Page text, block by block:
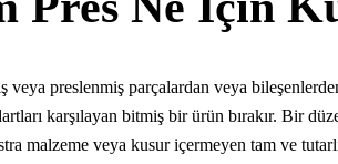
veya preslenmiş parçalardan veya
karşılayan bitmiş bir ürün bırakır. Bir
malzeme veya kusur içermeyen tam ve